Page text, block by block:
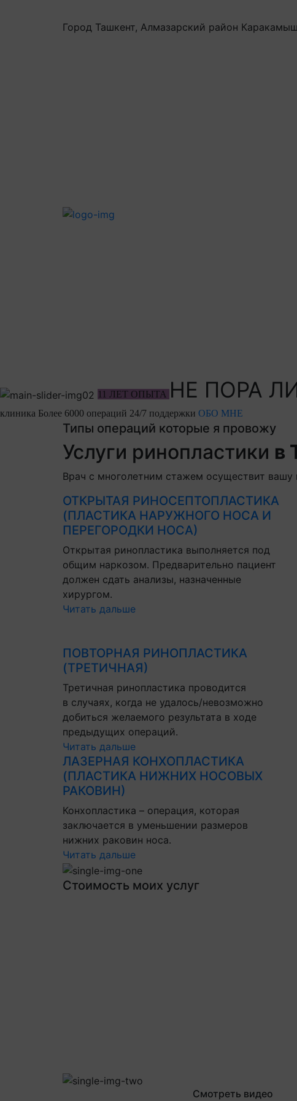
Город Ташкент, Алмазарский район
11 ЛЕТ ОПЫТА НЕ ПОРА
клиника Более 6000 операций 24/7 поддержки ОБО МНЕ
Типы операций которые я провожу
Услуги ринопластики в
Врач с многолетним стажем осуществит вашу
ОТКРЫТАЯ РИНОСЕПТОПЛАСТИКА
(ПЛАСТИКА НАРУЖНОГО НОСА И
ПЕРЕГОРОДКИ НОСА)
Открытая ринопластика выполняется под
общим наркозом. Предварительно пациент
должен сдать анализы, назначенные
хирургом.
Читать дальше
ПОВТОРНАЯ РИНОПЛАСТИКА
(ТРЕТИЧНАЯ)
Третичная ринопластика проводится
в случаях, когда не удалось/невозможно
добиться желаемого результата в ходе
предыдущих операций.
Читать дальше
ЛАЗЕРНАЯ КОНХОПЛАСТИКА
(ПЛАСТИКА НИЖНИХ НОСОВЫХ
РАКОВИН)
Конхопластика – операция, которая
заключается в уменьшении размеров
нижних раковин носа.
Читать дальше
Стоимость моих услуг
Смотреть видео